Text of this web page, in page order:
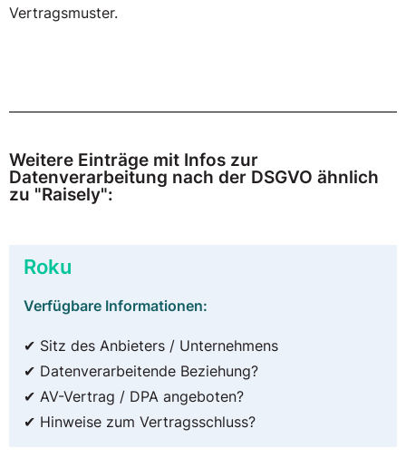
Vertragsmuster.
Weitere Einträge mit Infos zur
Datenverarbeitung nach der DSGVO ähnlich
zu "Raisely":
Roku
Verfügbare Informationen:
✔ Sitz des Anbieters / Unternehmens
✔ Datenverarbeitende Beziehung?
✔ AV-Vertrag / DPA angeboten?
✔ Hinweise zum Vertragsschluss?